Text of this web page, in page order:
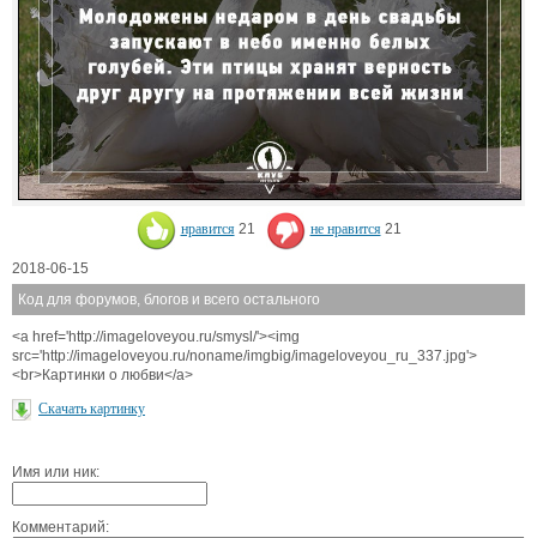
нравится 21 не нравится 21
2018-06-15
Код для форумов, блогов и всего остального
<a href='http://imageloveyou.ru/smysl/'><img
src='http://imageloveyou.ru/noname/imgbig/imageloveyou_ru_337.jpg'>
<br>Картинки о любви</a>
Скачать картинку
Имя или ник:
Комментарий: